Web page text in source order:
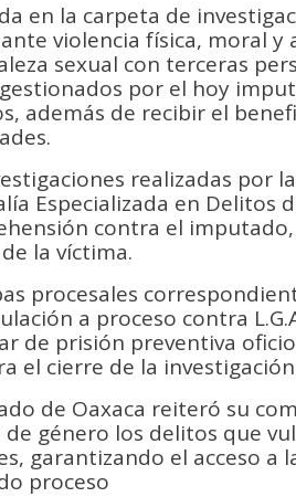
en la carpeta de
violencia física, moral y
sexual con terceras
por el hoy
además de recibir el
realizadas por
Especializada en Delitos
contra el
la víctima.
procesales
a proceso contra
de prisión preventiva
el cierre de la
de Oaxaca reiteró su
género los delitos que
garantizando el acceso a
proceso